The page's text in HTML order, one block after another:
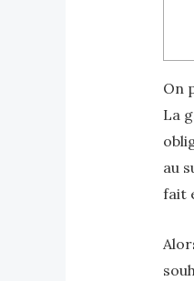
On
La
au
fait